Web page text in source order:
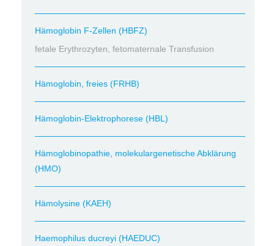
Hämoglobin F-Zellen (HBFZ)
fetale Erythrozyten, fetomaternale Transfusion
Hämoglobin, freies (FRHB)
Hämoglobin-Elektrophorese (HBL)
Hämoglobinopathie, molekulargenetische Abklärung
(HMO)
Hämolysine (KAEH)
Haemophilus ducreyi (HAEDUC)